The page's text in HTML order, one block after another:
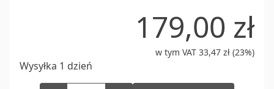
179,00 zł
w tym VAT 33,47 zł (23%)
Wysyłka 1 dzień